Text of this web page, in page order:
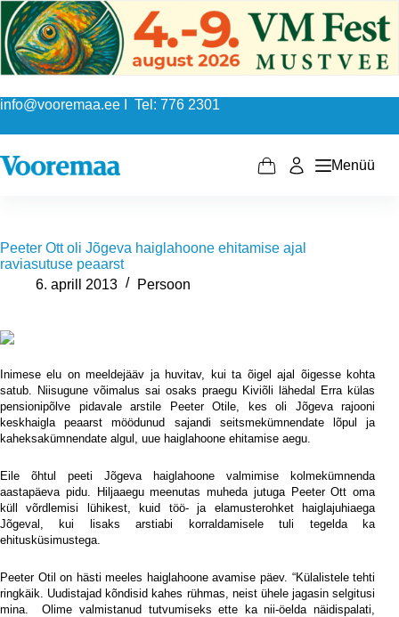
Skip
to
content
info@vooremaa.ee I Tel: 776 2301
Shopping
Menüü
Peeter Ott oli Jõgeva haiglahoone ehitamise ajal
raviasutuse peaarst
6. aprill 2013
Persoon
Inimese elu on meeldejääv ja huvitav, kui ta õigel ajal õigesse kohta
satub. Niisugune võimalus sai osaks praegu Kiviõli lähedal Erra külas
pensionipõlve pidavale arstile Peeter Otile, kes oli Jõgeva rajooni
keskhaigla peaarst möödunud sajandi seitsmekümnendate lõpul ja
kaheksakümnendate algul, uue haiglahoone ehitamise aegu.
Eile õhtul peeti Jõgeva haiglahoone valmimise kolmekümnenda
aastapäeva pidu. Hiljaaegu meenutas muheda jutuga Peeter Ott oma
küll võrdlemisi lühikest, kuid töö- ja elamusterohket haiglajuhiaega
Jõgeval, kui lisaks arstiabi korraldamisele tuli tegelda ka
ehitusküsimustega.
Peeter Otil on hästi meeles haiglahoone avamise päev. “Külalistele tehti
ringkäik. Uudistajad kõndisid kahes rühmas, neist ühele jagasin selgitusi
mina.
Olime valmistanud tutvumiseks ette ka nii-öelda näidispalati,